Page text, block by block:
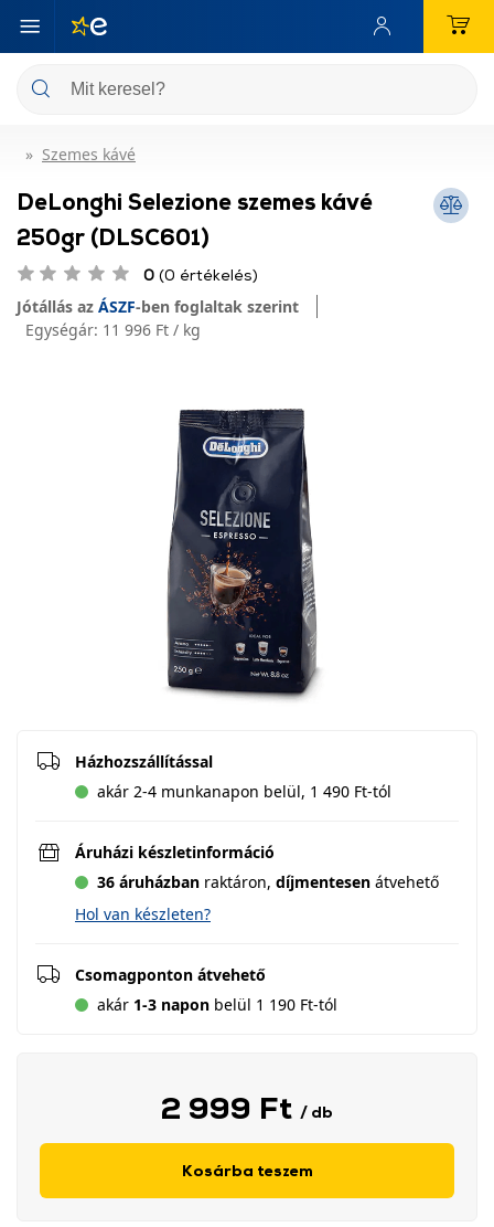
Szemes kávé
DeLonghi Selezione szemes kávé
250gr (DLSC601)
0 (0 értékelés)
Jótállás az ÁSZF-ben foglaltak szerint
Egységár: 11 996 Ft / kg
Házhozszállítással
akár 2-4 munkanapon belül, 1 490 Ft-tól
Áruházi készletinformáció
36 áruházban raktáron, díjmentesen átvehető
Hol van készleten?
Csomagponton átvehető
akár 1-3 napon belül 1 190 Ft-tól
2 999 Ft / db
Kosárba teszem